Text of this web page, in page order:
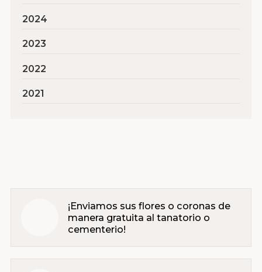
2024
2023
2022
2021
¡Enviamos sus flores o coronas de
manera gratuita al tanatorio o
cementerio!